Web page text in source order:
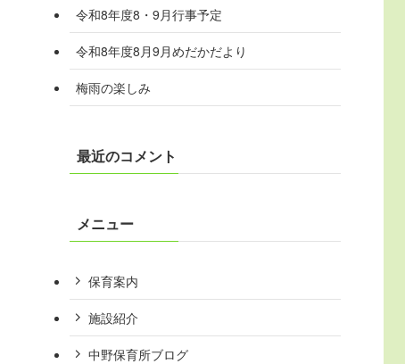
令和8年度8・9月行事予定
令和8年度8月9月めだかだより
梅雨の楽しみ
最近のコメント
メニュー
保育案内
施設紹介
中野保育所ブログ